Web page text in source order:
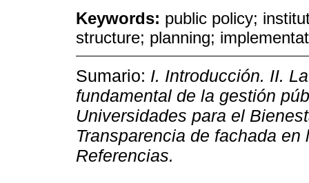
Keywords: public policy;
structure; planning;
Sumario: I. Introducción. II.
fundamental de la gestión
Universidades para el
Transparencia de fachada
Referencias.